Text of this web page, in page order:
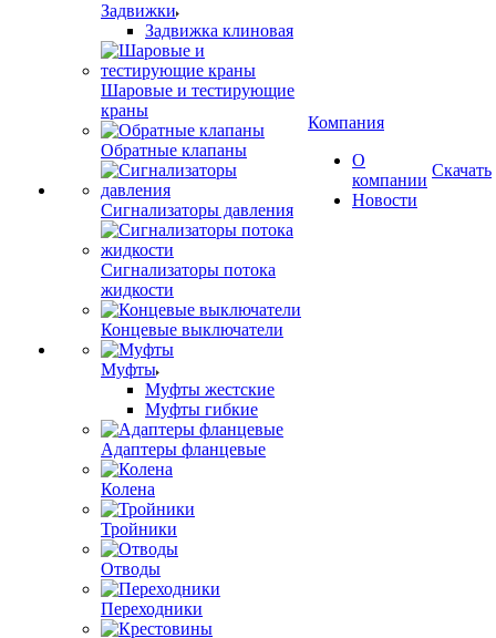
Задвижки
Задвижка клиновая
Шаровые и тестирующие
краны
Обратные клапаны
Сигнализаторы давления
Сигнализаторы потока
жидкости
Концевые выключатели
Муфты
Муфты жестские
Муфты гибкие
Адаптеры фланцевые
Колена
Тройники
Отводы
Переходники
Компания
О
компании
Новости
Скачать